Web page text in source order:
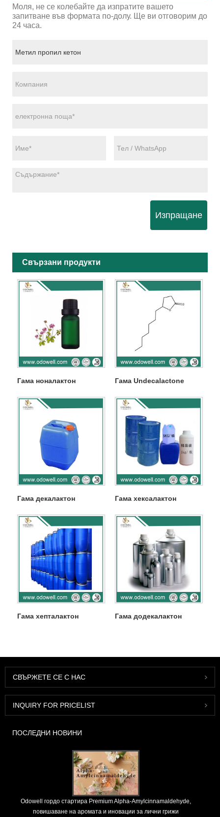
Моля, не се колебайте да изпратите вашето
запитване във формата по-долу. Ще ви отговорим до
24 часа.
Изпращане
Свързани продукти
Гама ноналактон Гама Undecalactone
Гама декалактон Гама хексалактон
Гама хепталактон Гама додекалактон
СВЪРЖЕТЕ СЕ С НАС
INQUIRY FOR PRICELIST
ПОСЛЕДНИ НОВИНИ
Odowell гордо стартира Premium Alpha-Amylcinnamaldehyde,
повишаване на аромата и иновации за лични грижи